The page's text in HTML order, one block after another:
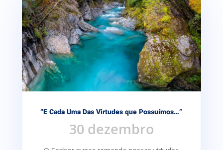
“E Cada Uma Das Virtudes que Possuímos…”
30 dezembro